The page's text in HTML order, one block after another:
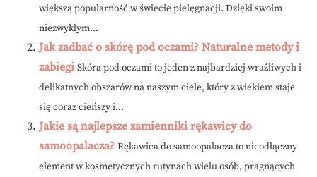
większą popularność w świecie pielęgnacji. Dzięki swoim
niezwykłym...
Jak zadbać o skórę pod oczami? Naturalne metody i
zabiegi Skóra pod oczami to jeden z najbardziej wrażliwych i
delikatnych obszarów na naszym ciele, który z wiekiem staje
się coraz cieńszy i...
Jakie są najlepsze zamienniki rękawicy do
samoopalacza? Rękawica do samoopalacza to nieodłączny
element w kosmetycznych rutynach wielu osób, pragnących